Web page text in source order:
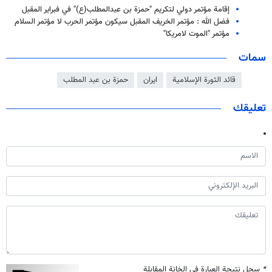
إقامة مؤتمر دولي لتكريم "حمزة بن عبدالمطلب(ع)" في فبرایر المقبل
فضل الله : مؤتمر الخريف المقبل سيكون مؤتمر الحرب لا مؤتمر السلام
مؤتمر "الموت لامريكا"
سمات
قائد الثورة الإسلامية ايران حمزة بن عبد المطلب
تعليقك
* سجل نتيجة العبارة في الخانة المقابلة